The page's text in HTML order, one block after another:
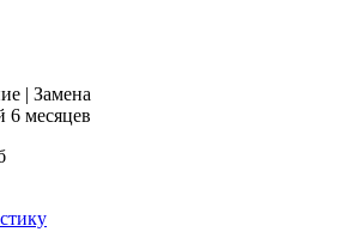
| Замена
6 месяцев